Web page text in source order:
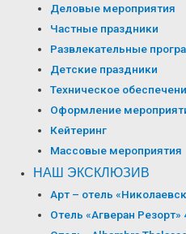
Деловые мероприятия
Частные праздники
Развлекательные
Детские праздники
Техническое
Оформление
Кейтеринг
Массовые мероприятия
НАШ ЭКСКЛЮЗИВ
Арт – отель
Отель «Агверан